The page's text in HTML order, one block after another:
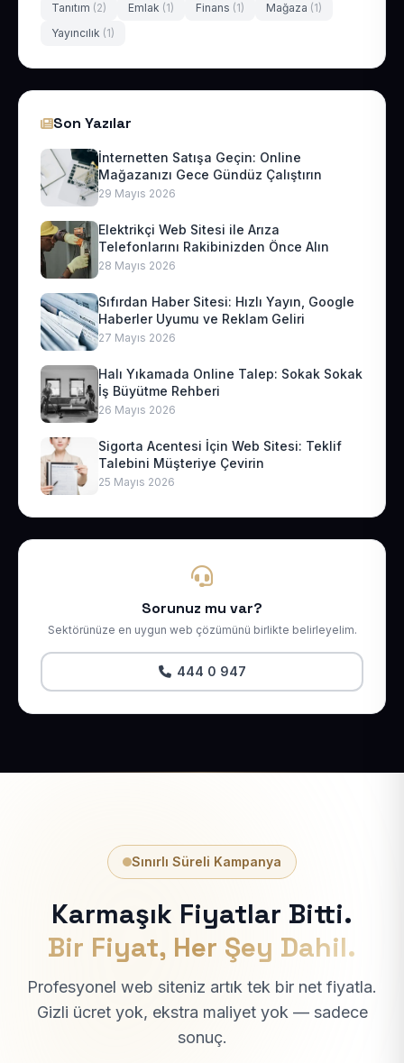
Tanıtım (2) Emlak (1) Finans (1) Mağaza (1)
Yayıncılık (1)
Son Yazılar
İnternetten Satışa Geçin: Online
Mağazanızı Gece Gündüz Çalıştırın
29 Mayıs 2026
Elektrikçi Web Sitesi ile Arıza
Telefonlarını Rakibinizden Önce Alın
28 Mayıs 2026
Sıfırdan Haber Sitesi: Hızlı Yayın, Google
Haberler Uyumu ve Reklam Geliri
27 Mayıs 2026
Halı Yıkamada Online Talep: Sokak Sokak
İş Büyütme Rehberi
26 Mayıs 2026
Sigorta Acentesi İçin Web Sitesi: Teklif
Talebini Müşteriye Çevirin
25 Mayıs 2026
Sorunuz mu var?
Sektörünüze en uygun web çözümünü birlikte belirleyelim.
444 0 947
Sınırlı Süreli Kampanya
Karmaşık Fiyatlar Bitti.
Bir Fiyat, Her Şey Dahil.
Profesyonel web siteniz artık tek bir net fiyatla.
Gizli ücret yok, ekstra maliyet yok — sadece
sonuç.